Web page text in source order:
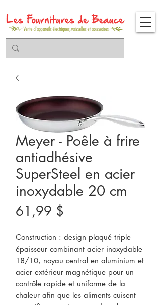
Meyer - Poêle à frire
antiadhésive
SuperSteel en acier
inoxydable 20 cm
61,99 $
Construction : design plaqué triple
épaisseur combinant acier inoxydable
18/10, noyau central en aluminium et
acier extérieur magnétique pour un
contrôle rapide et uniforme de la
chaleur afin que les aliments cuisent